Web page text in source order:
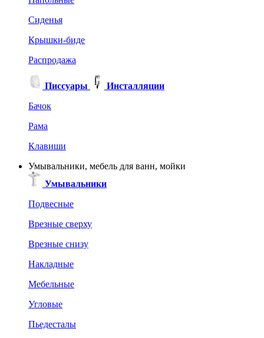
Сиденья
Крышки-биде
Распродажа
Писсуары
Инсталляции
Бачок
Рама
Клавиши
Умывальники, мебель для ванн, мойки
Умывальники
Подвесные
Врезные сверху
Врезные снизу
Накладные
Мебельные
Угловые
Пьедесталы